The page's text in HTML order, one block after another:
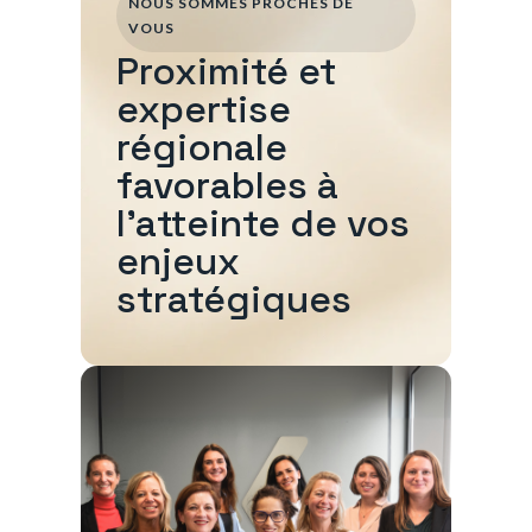
VOUS
Proximité et
expertise
régionale
favorables à
l'atteinte de vos
enjeux
stratégiques